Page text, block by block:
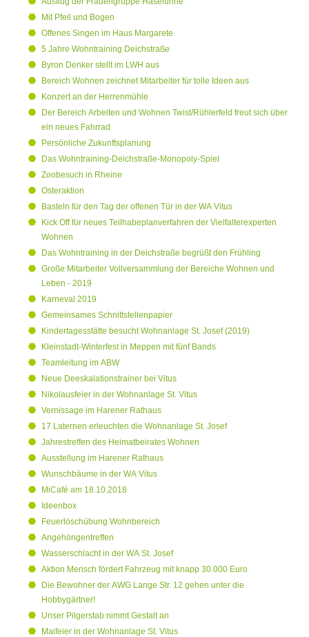
Mit Pfeil und Bogen
Offenes Singen im Haus Margarete
5 Jahre Wohntraining Deichstraße
Byron Denker stellt im LWH aus
Bereich Wohnen zeichnet Mitarbeiter für tolle Ideen aus
Konzert an der Herrenmühle
Der Bereich Arbeiten und Wohnen Twist/Rühlerfeld freut sich über
ein neues Fahrrad
Persönliche Zukunftsplanung
Das Wohntraining-Deichstraße-Monopoly-Spiel
Zoobesuch in Rheine
Osteraktion
Basteln für den Tag der offenen Tür in der WA Vitus
Kick Off für neues Teilhabeplanverfahren der Vielfalterexperten
Wohnen
Das Wohntraining in der Deichstraße begrüßt den Frühling
Große Mitarbeiter Vollversammlung der Bereiche Wohnen und
Leben - 2019
Karneval 2019
Gemeinsames Schnittstellenpapier
Kindertagesstätte besucht Wohnanlage St. Josef (2019)
Kleinstadt-Winterfest in Meppen mit fünf Bands
Teamleitung im ABW
Neue Deeskalationstrainer bei Vitus
Nikolausfeier in der Wohnanlage St. Vitus
Vernissage im Harener Rathaus
17 Laternen erleuchten die Wohnanlage St. Josef
Jahrestreffen des Heimatbeirates Wohnen
Ausstellung im Harener Rathaus
Wunschbäume in der WA Vitus
MiCafé am 18.10.2018
Ideenbox
Feuerlöschübung Wohnbereich
Angehörigentreffen
Wasserschlacht in der WA St. Josef
Aktion Mensch fördert Fahrzeug mit knapp 30.000 Euro
Die Bewohner der AWG Lange Str. 12 gehen unter die
Hobbygärtner!
Unser Pilgerstab nimmt Gestalt an
Maifeier in der Wohnanlage St. Vitus